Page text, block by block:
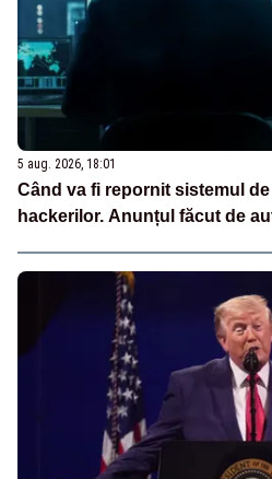
5 aug. 2026, 18:01
Când va fi repornit sistemul
hackerilor. Anunțul făcut de